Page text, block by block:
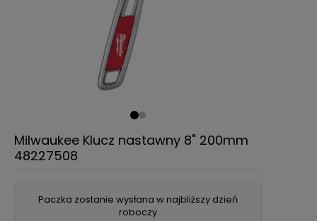
Paczka zostanie wysłana w najbliższy dzień
roboczy
Milwaukee Klucz nastawny 8" 200mm
48227508